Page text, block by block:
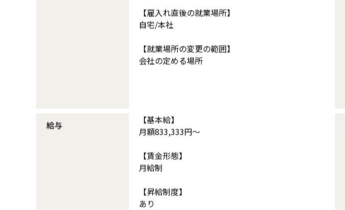
【雇入れ直後の就業場所】
自宅/本社
【就業場所の変更の範囲】
会社の定める場所
給与
【基本給】
月額833,333円～
【賃金形態】
月給制
【昇給制度】
あり